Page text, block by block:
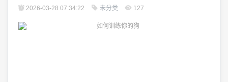
体贴又果断，本文将探讨如何处理不想养了的狗,以期给那些面临
是一个自然的过程，随着时间的推移，宠物狗会老去，健康问题
2026-03-28 07:34:22 未分类 127